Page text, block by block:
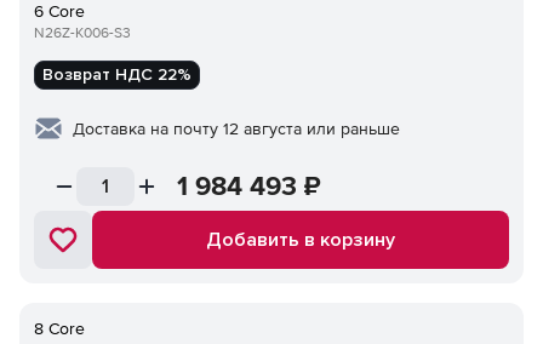
6 Core
N26Z-K006-S3
Возврат НДС 22%
Доставка на почту 12 августа или раньше
1 984 493 ₽
Добавить в корзину
8 Core